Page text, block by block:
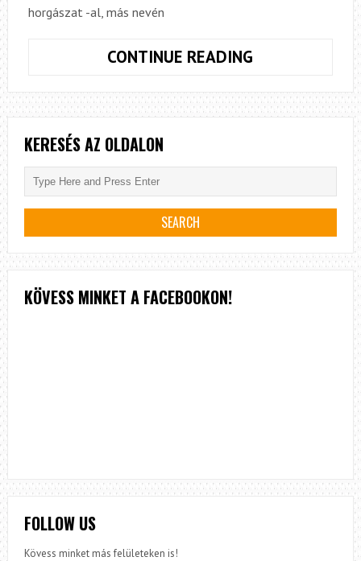
horgászat -al, más nevén
CONTINUE READING
KEZDŐ
MÓDRA
KERESÉS AZ OLDALON
KÖVESS MINKET A FACEBOOKON!
FOLLOW US
Kövess minket más felületeken is!